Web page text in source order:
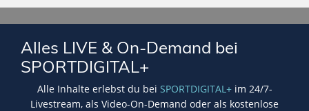
Alles LIVE & On-Demand bei
SPORTDIGITAL+
Alle Inhalte erlebst du bei SPORTDIGITAL+im 24/7-
Livestream, als Video-On-Demand oder als kostenlose